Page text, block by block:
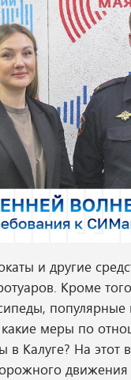
и другие
Кроме
популярные
какие меры по
Калуге? На этот